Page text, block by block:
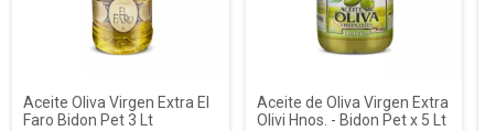
Aceite Oliva Virgen Extra El
Faro Bidon Pet 3 Lt
Aceite de Oliva Virgen Extra
Olivi Hnos. - Bidon Pet x 5 Lt